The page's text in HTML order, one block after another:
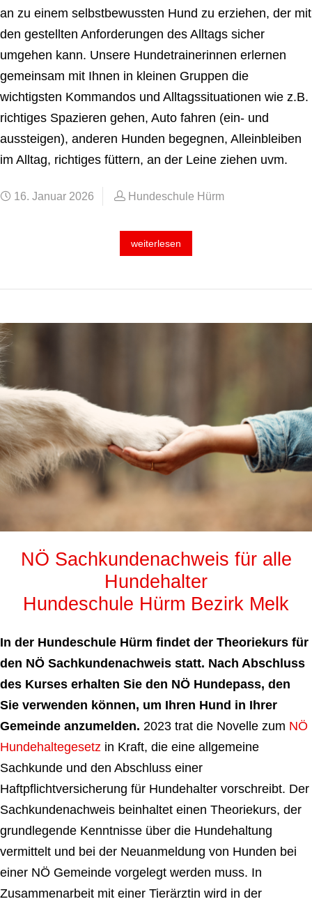
an zu einem selbstbewussten Hund zu erziehen, der mit
den gestellten Anforderungen des Alltags sicher
umgehen kann. Unsere Hundetrainerinnen erlernen
gemeinsam mit Ihnen in kleinen Gruppen die
wichtigsten Kommandos und Alltagssituationen wie z.B.
richtiges Spazieren gehen, Auto fahren (ein- und
aussteigen), anderen Hunden begegnen, Alleinbleiben
im Alltag, richtiges füttern, an der Leine ziehen uvm.
16. Januar 2026 Hundeschule Hürm
weiterlesen
NÖ Sachkundenachweis für alle
Hundehalter
Hundeschule Hürm Bezirk Melk
In der Hundeschule Hürm findet der Theoriekurs für
den NÖ Sachkundenachweis statt. Nach Abschluss
des Kurses erhalten Sie den NÖ Hundepass, den
Sie verwenden können, um Ihren Hund in Ihrer
Gemeinde anzumelden. 2023 trat die Novelle zum NÖ
Hundehaltegesetz in Kraft, die eine allgemeine
Sachkunde und den Abschluss einer
Haftpflichtversicherung für Hundehalter vorschreibt. Der
Sachkundenachweis beinhaltet einen Theoriekurs, der
grundlegende Kenntnisse über die Hundehaltung
vermittelt und bei der Neuanmeldung von Hunden bei
einer NÖ Gemeinde vorgelegt werden muss. In
Zusammenarbeit mit einer Tierärztin wird in der